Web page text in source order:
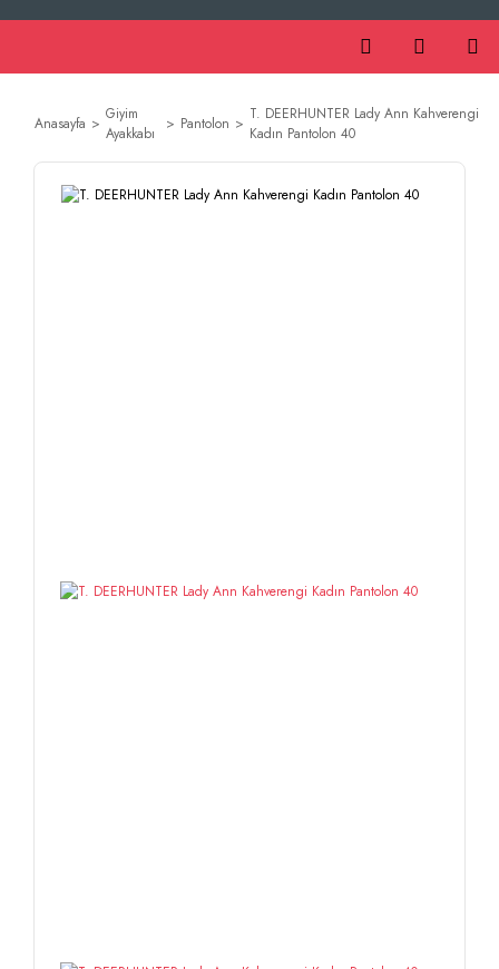
Anasayfa
Giyim
Ayakkabı
Pantolon
T. DEERHUNTER Lady Ann Kahverengi
Kadın Pantolon 40